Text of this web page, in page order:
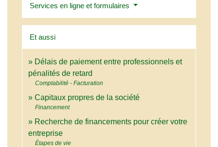
Services en ligne et formulaires
Et aussi
Délais de paiement entre professionnels et
pénalités de retard
Comptabilité - Facturation
Capitaux propres de la société
Financement
Recherche de financements pour créer votre
entreprise
Étapes de vie